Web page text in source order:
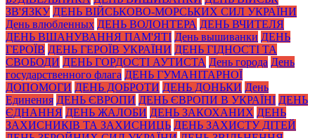
ЗВ'ЯЗКУ ДЕНЬ ВІЙСЬКОВО-МОРСЬКИХ СИЛ УКРАЇНИ
День влюбленных ДЕНЬ ВОЛОНТЕРА ДЕНЬ ВЧИТЕЛЯ
ДЕНЬ ВШАНУВАННЯ ПАМ'ЯТІ День вышиванки ДЕНЬ
ГЕРОЇВ ДЕНЬ ГЕРОЇВ УКРАЇНИ ДЕНЬ ГІДНОСТІ ТА
СВОБОДИ ДЕНЬ ГОРДОСТІ АУТИСТА День города День
государственного флага ДЕНЬ ГУМАНІТАРНОЇ
ДОПОМОГИ ДЕНЬ ДОБРОТИ ДЕНЬ ДОНЬКИ День
Единения ДЕНЬ ЄВРОПИ ДЕНЬ ЄВРОПИ В УКРАЇНІ ДЕНЬ
ЄДНАННЯ ДЕНЬ ЖАЛОБИ ДЕНЬ ЗАКОХАНИХ ДЕНЬ
ЗАХИСНИКІВ ТА ЗАХИСНИЦЬ ДЕНЬ ЗАХИСТУ ДІТЕЙ